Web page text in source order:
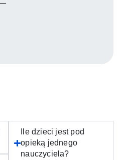
Ile dzieci jest pod
opieką jednego
nauczyciela?